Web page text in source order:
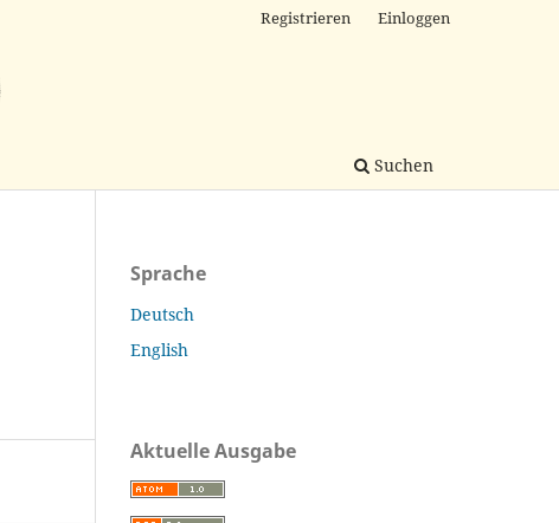
Suchen
Registrieren Einloggen
Sprache
Deutsch
English
Aktuelle Ausgabe